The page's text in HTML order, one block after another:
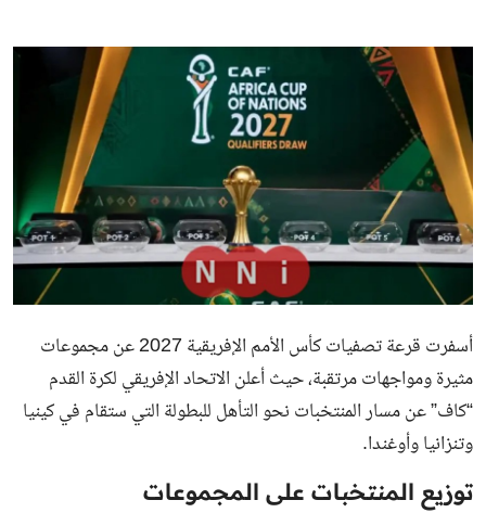
أسفرت قرعة تصفيات كأس الأمم الإفريقية 2027 عن مجموعات
مثيرة ومواجهات مرتقبة، حيث أعلن الاتحاد الإفريقي لكرة القدم
“كاف” عن مسار المنتخبات نحو التأهل للبطولة التي ستقام في كينيا
وتنزانيا وأوغندا.
توزيع المنتخبات على المجموعات